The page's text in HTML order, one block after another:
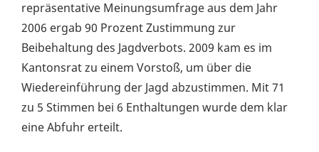
repräsentative Meinungsumfrage aus dem Jahr
2006 ergab 90 Prozent Zustimmung zur
Beibehaltung des Jagdverbots. 2009 kam es im
Kantonsrat zu einem Vorstoß, um über die
Wiedereinführung der Jagd abzustimmen. Mit 71
zu 5 Stimmen bei 6 Enthaltungen wurde dem klar
eine Abfuhr erteilt.